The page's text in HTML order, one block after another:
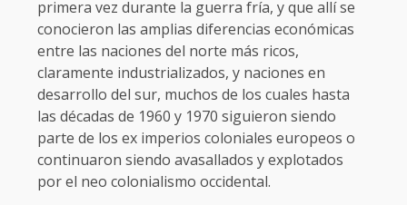
primera vez durante la guerra fría, y que allí se
conocieron las amplias diferencias económicas
entre las naciones del norte más ricos,
claramente industrializados, y naciones en
desarrollo del sur, muchos de los cuales hasta
las décadas de 1960 y 1970 siguieron siendo
parte de los ex imperios coloniales europeos o
continuaron siendo avasallados y explotados
por el neo colonialismo occidental.